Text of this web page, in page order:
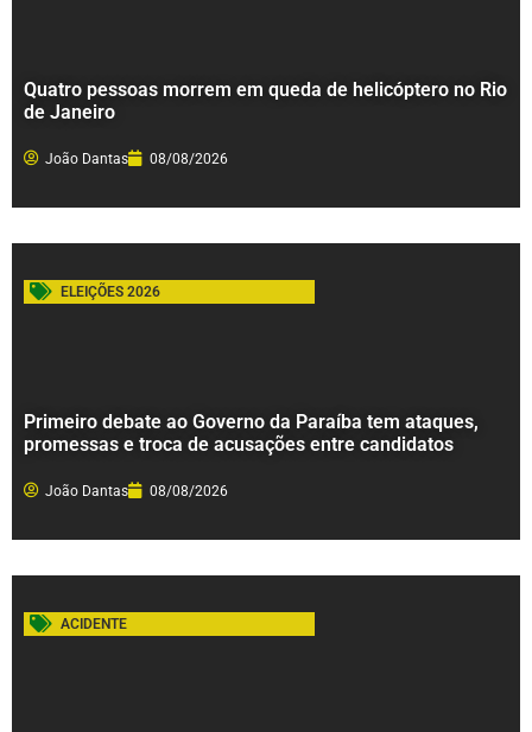
Quatro pessoas morrem em queda de helicóptero no Rio
de Janeiro
João Dantas 08/08/2026
ELEIÇÕES 2026
Primeiro debate ao Governo da Paraíba tem ataques,
promessas e troca de acusações entre candidatos
João Dantas 08/08/2026
ACIDENTE